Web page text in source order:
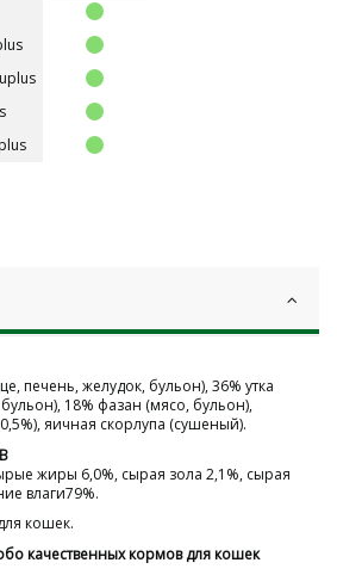
печень, желудок, бульон), 36% утка
18% фазан (мясо, бульон),
яичная скорлупа (сушеный).
жиры 6,0%, сырая зола 2,1%, сырая
влаги79%.
кошек.
качественных кормов для кошек